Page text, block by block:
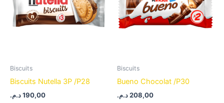
Biscuits
Biscuits Nutella 3P /P28
190,00د.م.
Biscuits
Bueno Chocolat /P30
208,00د.م.